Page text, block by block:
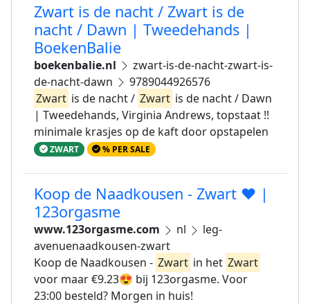
Zwart is de nacht / Zwart is de
nacht / Dawn | Tweedehands |
BoekenBalie
boekenbalie.nl
zwart-is-de-nacht-zwart-is-
de-nacht-dawn
9789044926576
Zwart is de nacht / Zwart is de nacht / Dawn
| Tweedehands, Virginia Andrews, topstaat !!
minimale krasjes op de kaft door opstapelen
ZWART % PER SALE
Koop de Naadkousen - Zwart ❤ |
123orgasme
www.123orgasme.com nl
leg-
avenuenaadkousen-zwart
Koop de Naadkousen - Zwart in het Zwart
voor maar €9.23😍 bij 123orgasme. Voor
23:00 besteld? Morgen in huis!